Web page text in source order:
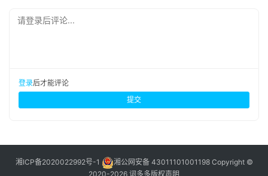
请登录后评论...
登录后才能评论
提交
湘ICP备2020022992号-1 湘公网安备 43011101001198Copyright ©
2020-2026 词多多版权声明